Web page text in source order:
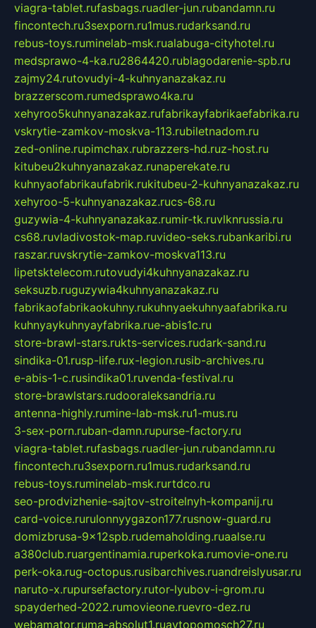
viagra-tablet.rufasbags.ruadler-jun.rubandamn.ru
fincontech.ru3sexporn.ru1mus.rudarksand.ru
rebus-toys.ruminelab-msk.rualabuga-cityhotel.ru
medsprawo-4-ka.ru2864420.rublagodarenie-spb.ru
zajmy24.rutovudyi-4-kuhnyanazakaz.ru
brazzerscom.rumedsprawo4ka.ru
xehyroo5kuhnyanazakaz.rufabrikayfabrikaefabrika.ru
vskrytie-zamkov-moskva-113.rubiletnadom.ru
zed-online.rupimchax.rubrazzers-hd.ruz-host.ru
kitubeu2kuhnyanazakaz.runaperekate.ru
kuhnyaofabrikaufabrik.rukitubeu-2-kuhnyanazakaz.ru
xehyroo-5-kuhnyanazakaz.rucs-68.ru
guzywia-4-kuhnyanazakaz.rumir-tk.ruvlknrussia.ru
cs68.ruvladivostok-map.ruvideo-seks.rubankaribi.ru
raszar.ruvskrytie-zamkov-moskva113.ru
lipetsktelecom.rutovudyi4kuhnyanazakaz.ru
seksuzb.ruguzywia4kuhnyanazakaz.ru
fabrikaofabrikaokuhny.rukuhnyaekuhnyaafabrika.ru
kuhnyaykuhnyayfabrika.rue-abis1c.ru
store-brawl-stars.rukts-services.rudark-sand.ru
sindika-01.rusp-life.rux-legion.rusib-archives.ru
e-abis-1-c.rusindika01.ruvenda-festival.ru
store-brawlstars.rudooraleksandria.ru
antenna-highly.rumine-lab-msk.ru1-mus.ru
3-sex-porn.ruban-damn.rupurse-factory.ru
viagra-tablet.rufasbags.ruadler-jun.rubandamn.ru
fincontech.ru3sexporn.ru1mus.rudarksand.ru
rebus-toys.ruminelab-msk.rurtdco.ru
seo-prodvizhenie-sajtov-stroitelnyh-kompanij.ru
card-voice.rurulonnyygazon177.rusnow-guard.ru
domizbrusa-9x12spb.rudemaholding.ruaalse.ru
a380club.ruargentinamia.ruperkoka.rumovie-one.ru
perk-oka.rug-octopus.rusibarchives.ruandreislyusar.ru
naruto-x.rupursefactory.rutor-lyubov-i-grom.ru
spayderhed-2022.rumovieone.ruevro-dez.ru
webamator.ruma-absolut1.ruavtopomosch27.ru